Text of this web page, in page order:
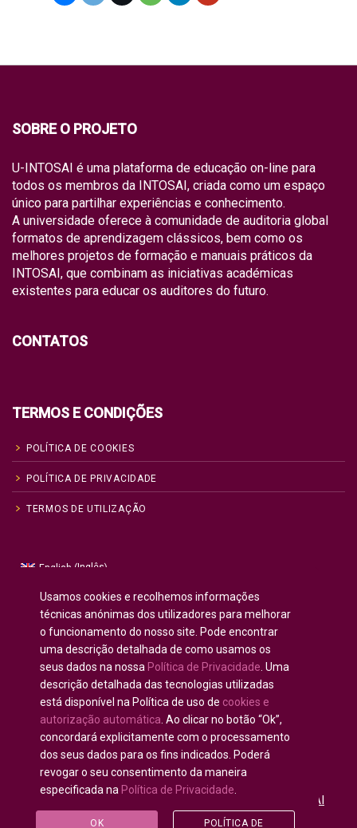
SOBRE O PROJETO
U-INTOSAI é uma plataforma de educação on-line para
todos os membros da INTOSAI, criada como um espaço
único para partilhar experiências e conhecimento.
A universidade oferece à comunidade de auditoria global
formatos de aprendizagem clássicos, bem como os
melhores projetos de formação e manuais práticos da
INTOSAI, que combinam as iniciativas académicas
existentes para educar os auditores do futuro.
CONTATOS
TERMOS E CONDIÇÕES
POLÍTICA DE COOKIES
POLÍTICA DE PRIVACIDADE
TERMOS DE UTILIZAÇÃO
English (Inglês)
Русский
Russo
Español(Espanhol)
Français(Francês)
Alemão
العربية(Árabe)
Português
Todos os direitos reservados © 2020 - 2025
U-INTOSAI
— Universidade Digital para Comunidade da INTOSAI
Usamos cookies e recolhemos informações
técnicas anónimas dos utilizadores para melhorar
o funcionamento do nosso site. Pode encontrar
uma descrição detalhada de como usamos os
seus dados na nossa Política de Privacidade . Uma
descrição detalhada das tecnologias utilizadas
está disponível na Política de uso de cookies e
autorização automática . Ao clicar no botão “Ok”,
concordará explicitamente com o processamento
dos seus dados para os fins indicados. Poderá
revogar o seu consentimento da maneira
especificada na Política de Privacidade
OK POLÍTICA DE